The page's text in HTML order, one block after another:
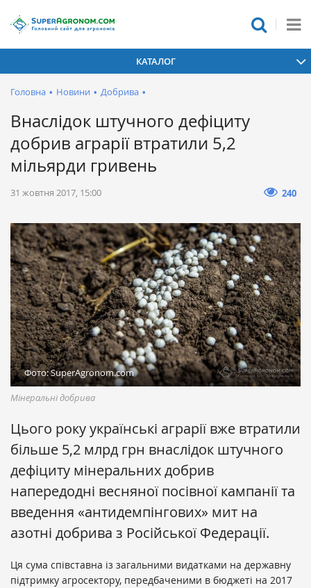
КАТАЛОГ
Головна • Новини • Добрива •
Внаслідок штучного дефіциту
добрив аграрії втратили 5,2
мільярди гривень
31 жовтня 2017, 15:00 240
Фото: SuperAgronom.com
Мінеральні добрива
Цього року українські аграрії вже втратили
більше 5,2 млрд грн внаслідок штучного
дефіциту мінеральних добрив
напередодні весняної посівної кампанії та
введення «антидемпінгових» мит на
азотні добрива з Російської Федерації.
Ця сума співставна із загальними видатками на державну
підтримку агросектору, передбаченими в бюджеті на 2017